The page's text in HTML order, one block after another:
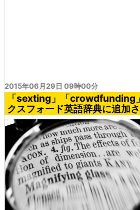
2015年06月29日 09時00分
「sexting」「crowdfunding
クスフォード英語辞典に追加